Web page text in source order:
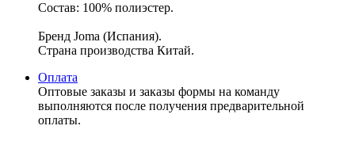
Состав: 100% полиэстер.
Бренд Joma (Испания).
Страна производства Китай.
Оплата
Оптовые заказы и заказы формы на команду
выполняются после получения предварительной
оплаты.